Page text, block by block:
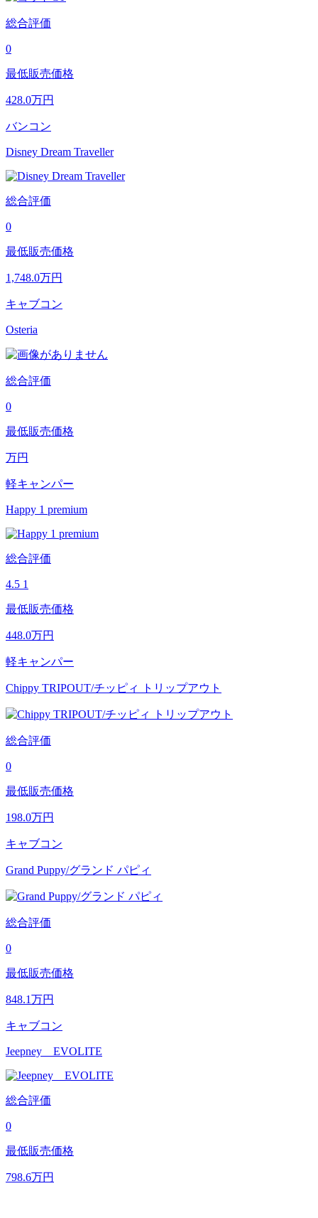
総合評価
0
最低販売価格
428.0万円
バンコン
Disney Dream Traveller
総合評価
0
最低販売価格
1,748.0万円
キャブコン
Osteria
総合評価
0
最低販売価格
万円
軽キャンパー
Happy 1 premium
総合評価
4.5 1
最低販売価格
448.0万円
軽キャンパー
Chippy TRIPOUT/チッピィ トリップアウト
総合評価
0
最低販売価格
198.0万円
キャブコン
Grand Puppy/グランド パピィ
総合評価
0
最低販売価格
848.1万円
キャブコン
Jeepney EVOLITE
総合評価
0
最低販売価格
798.6万円